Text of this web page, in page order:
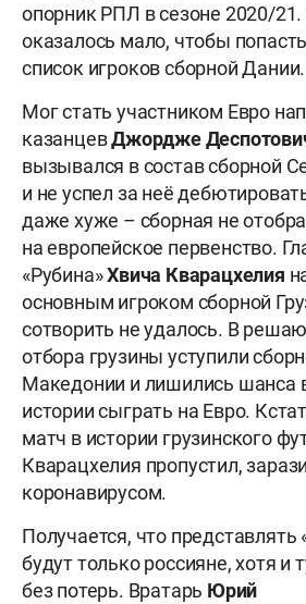
опорник РПЛ в сезоне 2020/21.
оказалось мало, чтобы
список игроков сборной Дании.
Мог стать участником Евро
казанцевДжордже
вызывался в состав сборной
и не успел за неё
даже хуже – сборная не
на европейское первенство.
«Рубина»Хвича Кварацхелия
основным игроком сборной
сотворить не удалось. В
отбора грузины уступили
Македонии и лишились шанса
истории сыграть на Евро.
матч в истории грузинского
Кварацхелия пропустил,
коронавирусом.
Получается, что представлять
будут только россияне, хотя и
без потерь. Вратарь Юрий